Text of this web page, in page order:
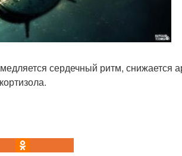
сердечный ритм, снижается